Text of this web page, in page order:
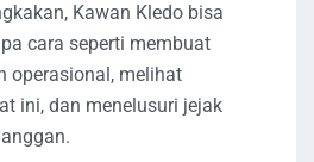
Kawan Kledo bisa
cara seperti membuat
operasional, melihat
ini, dan menelusuri jejak